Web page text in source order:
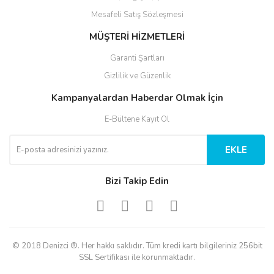
Mesafeli Satış Sözleşmesi
MÜŞTERİ HİZMETLERİ
Garanti Şartları
Gizlilik ve Güzenlik
Kampanyalardan Haberdar Olmak İçin
E-Bültene Kayıt Ol
EKLE
Bizi Takip Edin
© 2018 Denizci ®. Her hakkı saklıdır. Tüm kredi kartı bilgileriniz 256bit
SSL Sertifikası ile korunmaktadır.